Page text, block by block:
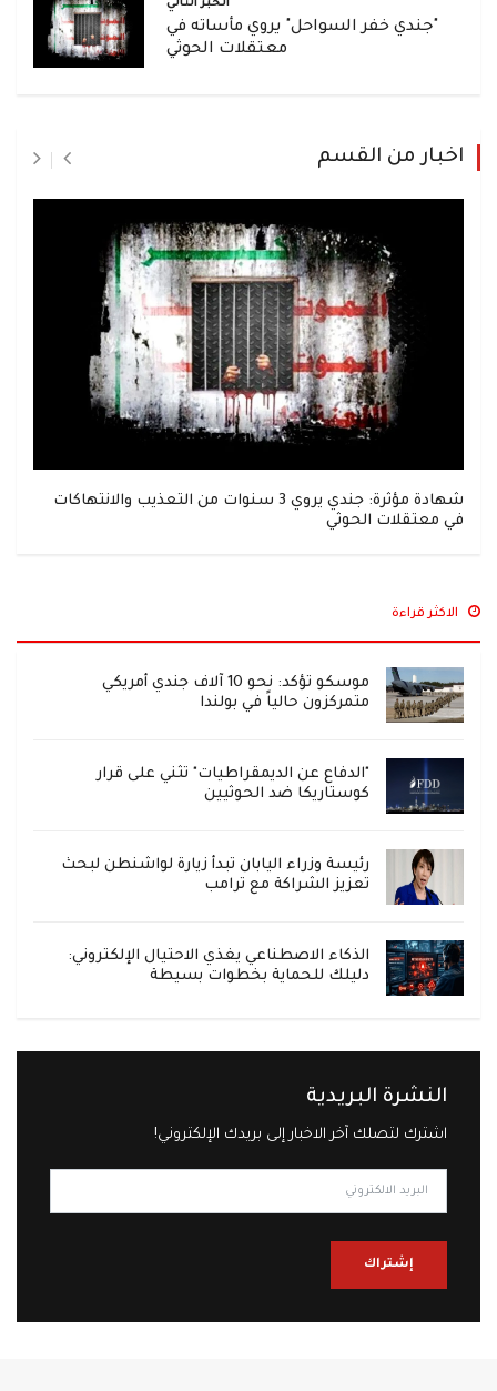
الخبر التالي
"جندي خفر السواحل" يروي مأساته في
معتقلات الحوثي
اخبار من القسم
شهادة مؤثرة: جندي يروي 3 سنوات من التعذيب والانتهاكات
في معتقلات الحوثي
الاكثر قراءة
موسكو تؤكد: نحو 10 آلاف جندي أمريكي
متمركزون حالياً في بولندا
"الدفاع عن الديمقراطيات" تثني على قرار
كوستاريكا ضد الحوثيين
رئيسة وزراء اليابان تبدأ زيارة لواشنطن لبحث
تعزيز الشراكة مع ترامب
الذكاء الاصطناعي يغذي الاحتيال الإلكتروني:
دليلك للحماية بخطوات بسيطة
النشرة البريدية
اشترك لتصلك آخر الاخبار إلى بريدك الإلكتروني!
إشتراك